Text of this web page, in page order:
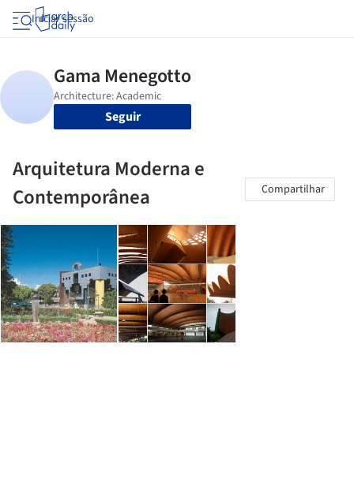
Iniciar sessão
Seguir
Arquitetura Moderna e
Contemporânea
Compartilhar